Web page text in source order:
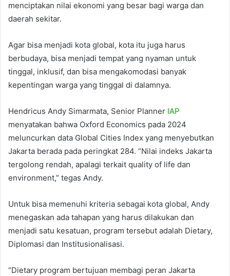
menciptakan nilai ekonomi yang besar bagi warga dan
daerah sekitar.
Agar bisa menjadi kota global, kota itu juga harus
berbudaya, bisa menjadi tempat yang nyaman untuk
tinggal, inklusif, dan bisa mengakomodasi banyak
kepentingan warga yang tinggal di dalamnya.
Hendricus Andy Simarmata, Senior Planner IAP
menyatakan bahwa Oxford Economics pada 2024
meluncurkan data Global Cities Index yang menyebutkan
Jakarta berada pada peringkat 284. “Nilai indeks Jakarta
tergolong rendah, apalagi terkait quality of life dan
environment,” tegas Andy.
Untuk bisa memenuhi kriteria sebagai kota global, Andy
menegaskan ada tahapan yang harus dilakukan dan
menjadi satu kesatuan, program tersebut adalah Dietary,
Diplomasi dan Institusionalisasi.
“Dietary program bertujuan membagi peran Jakarta